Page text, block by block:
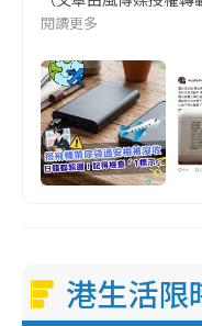
閱讀更多
港生活限